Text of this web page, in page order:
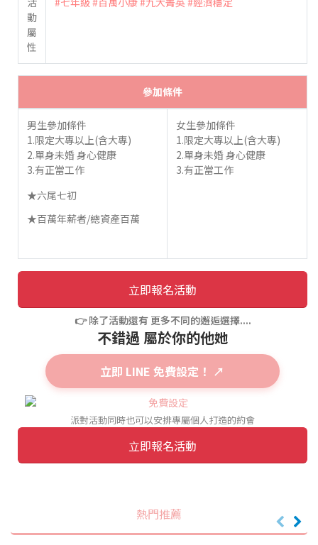
動
屬
性
參加條件
男生參加條件
1.限定大專以上(含大專)
2.單身未婚 身心健康
3.有正當工作
★六尾七初
★百萬年薪者/總資產百萬
女生參加條件
1.限定大專以上(含大專)
2.單身未婚 身心健康
3.有正當工作
立即報名活動
👉 除了活動還有 更多不同的邂逅選擇....
不錯過 屬於你的他她
立即 LINE 免費設定！ ↗
派對活動同時也可以安排專屬個人打造的約會
立即報名活動
熱門推薦